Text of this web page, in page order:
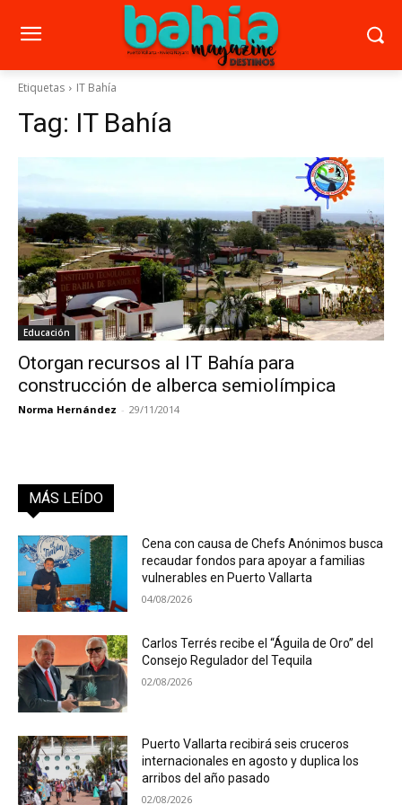
Etiquetas IT Bahía
Tag: IT Bahía
Educación
Otorgan recursos al IT Bahía para
construcción de alberca semiolímpica
Norma Hernández - 29/11/2014
MÁS LEÍDO
Cena con causa de Chefs Anónimos busca
recaudar fondos para apoyar a familias
vulnerables en Puerto Vallarta
04/08/2026
Carlos Terrés recibe el “Águila de Oro” del
Consejo Regulador del Tequila
02/08/2026
Puerto Vallarta recibirá seis cruceros
internacionales en agosto y duplica los
arribos del año pasado
02/08/2026